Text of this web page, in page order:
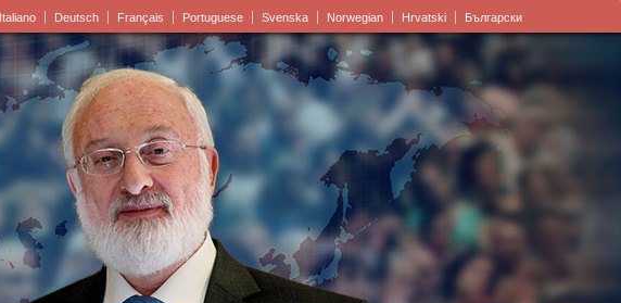
Italiano Deutsch Français Portuguese Svenska Norwegian Hrvatski Български